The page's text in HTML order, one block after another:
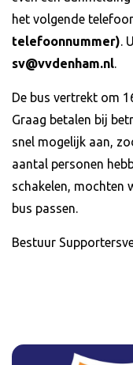
het volgende
telefoonnummer).
sv@vvdenham.nl.
De bus vertrekt om
Graag betalen bij
snel mogelijk aan,
aantal personen
schakelen, mochten
bus passen.
Bestuur